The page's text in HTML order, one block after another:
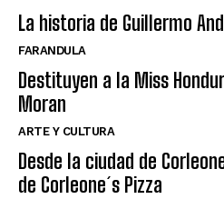
La historia de Guillermo
FARANDULA
Destituyen a la Miss
Moran
ARTE Y CULTURA
Desde la ciudad de
de Corleone´s Pizza